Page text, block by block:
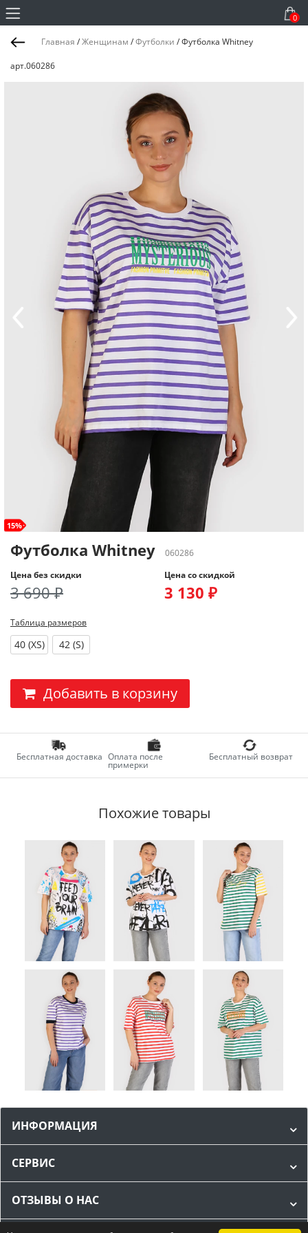
0
Главная /Женщинам /Футболки /Футболка Whitney
арт.060286
15%
Футболка Whitney
060286
Цена без скидки
3 690 ₽
Цена со скидкой
3 130 ₽
Таблица размеров
40 (XS) 42 (S)
Добавить в корзину
Бесплатная доставка Оплата после
примерки
Бесплатный возврат
Похожие товары
ИНФОРМАЦИЯ
СЕРВИС
ОТЗЫВЫ О НАС